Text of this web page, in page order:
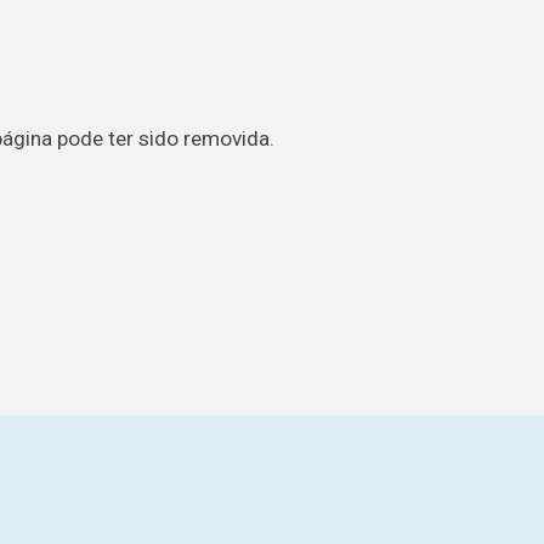
pode ter sido removida.